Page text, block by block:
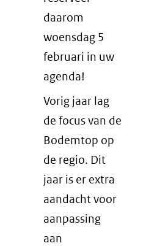
daarom
woensdag 5
februari in uw
agenda!
Vorig jaar lag
de focus van de
Bodemtop op
de regio. Dit
jaar is er extra
aandacht voor
aanpassing
aan